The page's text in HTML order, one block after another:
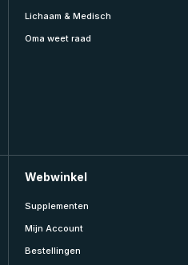
Lichaam & Medisch
Oma weet raad
Webwinkel
Supplementen
Mijn Account
Bestellingen